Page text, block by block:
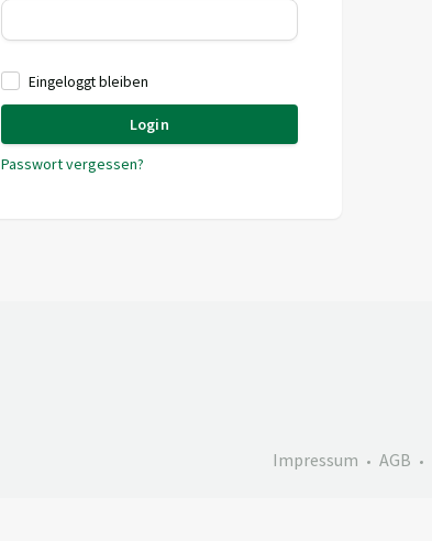
Eingeloggt bleiben
Login
Passwort vergessen?
Impressum AGB